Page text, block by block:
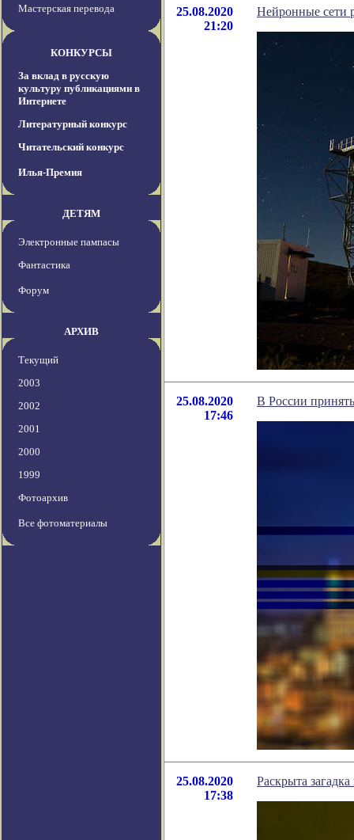
Мастерская перевода
КОНКУРСЫ
За вклад в русскую
культуру публикациями в
Интернете
Литературный конкурс
Читательский конкурс
Илья-Премия
ДЕТЯМ
Электронные пампасы
Фантастика
Форум
АРХИВ
Текущий
2003
2002
2001
2000
1999
Фотоархив
Все фотоматериалы
25.08.2020
21:20
Нейронные сети
25.08.2020
17:46
В России
25.08.2020
17:38
Раскрыта